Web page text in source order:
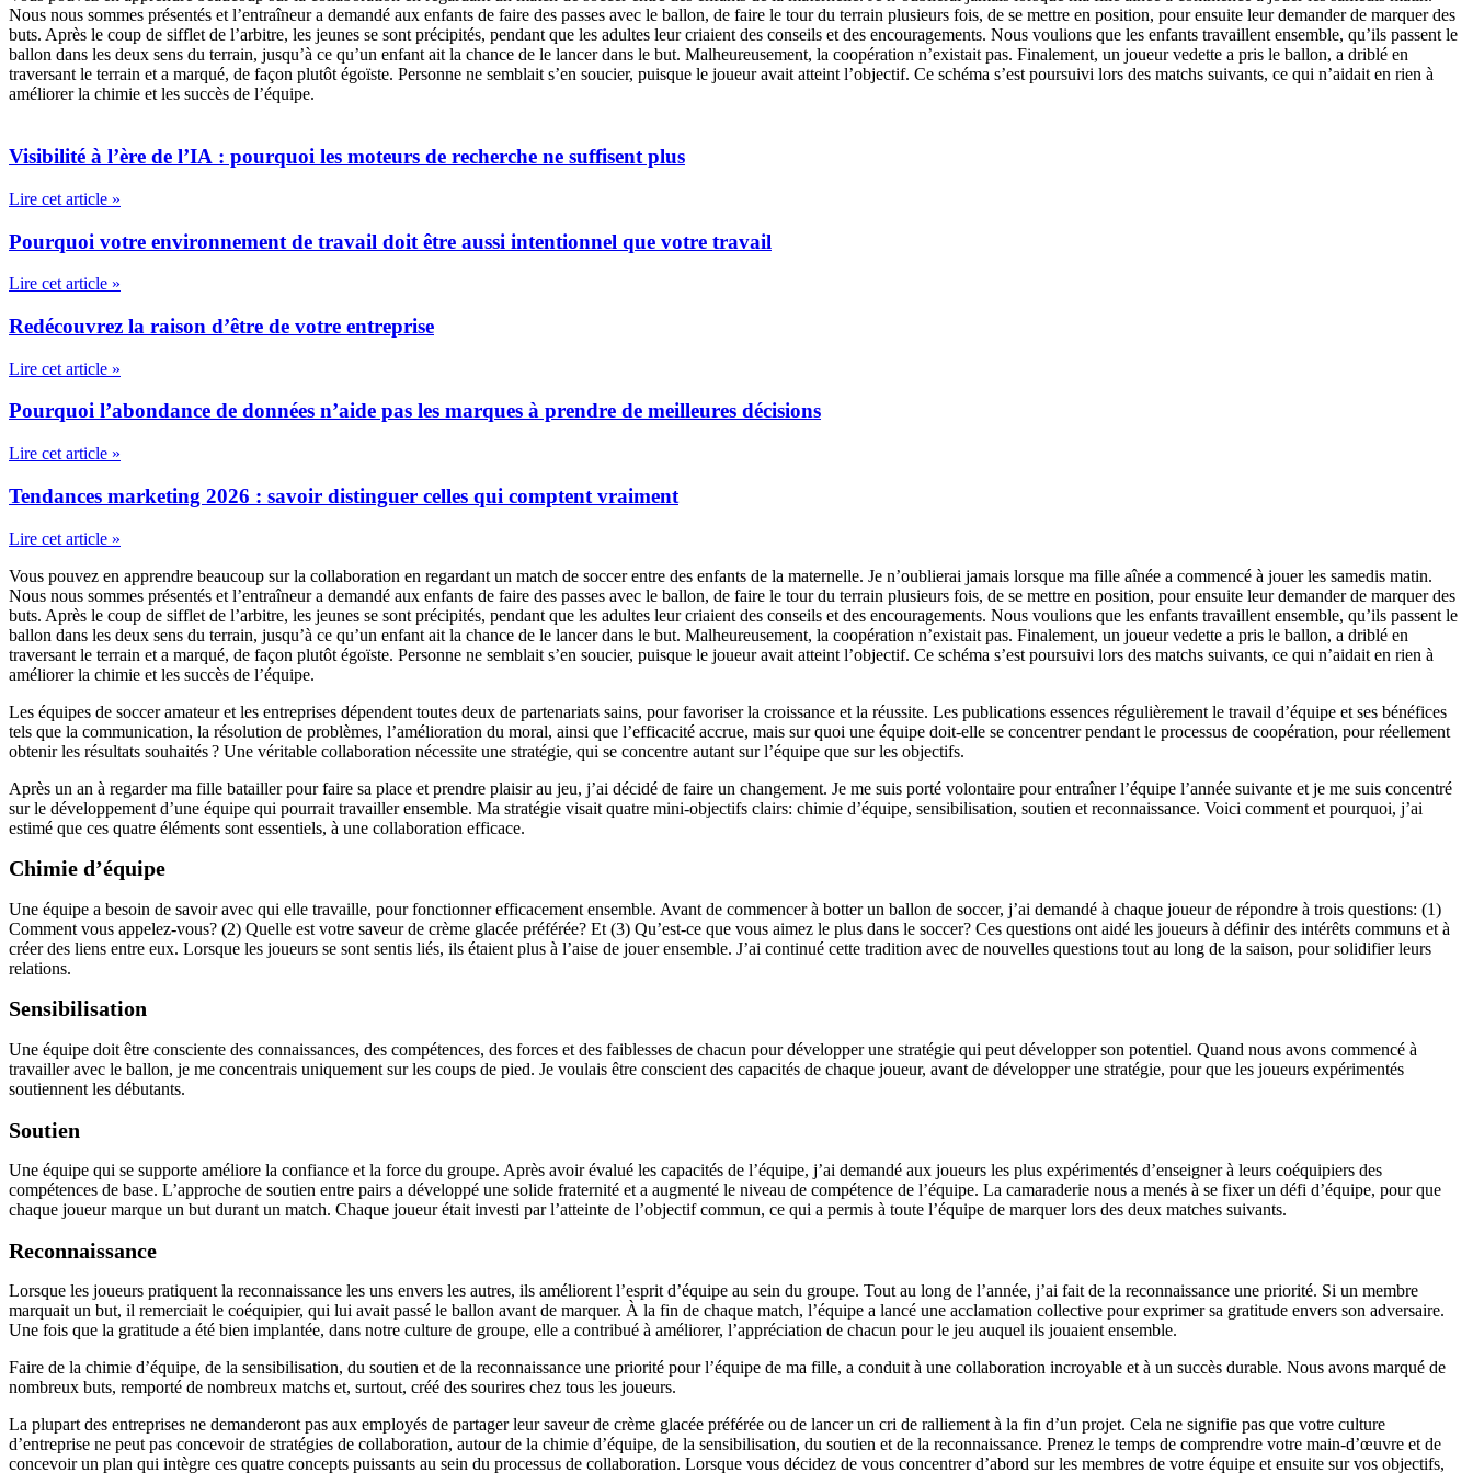
Nous nous sommes présentés et l’entraîneur a demandé aux enfants de faire des passes avec le ballon, de faire le tour du terrain plusieurs fois, de se mettre en position, pour ensuite leur demander de marquer des
buts. Après le coup de sifflet de l’arbitre, les jeunes se sont précipités, pendant que les adultes leur criaient des conseils et des encouragements. Nous voulions que les enfants travaillent ensemble, qu’ils passent le
ballon dans les deux sens du terrain, jusqu’à ce qu’un enfant ait la chance de le lancer dans le but. Malheureusement, la coopération n’existait pas. Finalement, un joueur vedette a pris le ballon, a driblé en
traversant le terrain et a marqué, de façon plutôt égoïste. Personne ne semblait s’en soucier, puisque le joueur avait atteint l’objectif. Ce schéma s’est poursuivi lors des matchs suivants, ce qui n’aidait en rien à
améliorer la chimie et les succès de l’équipe.
Visibilité à l’ère de l’IA : pourquoi les moteurs de recherche ne suffisent plus
Lire cet article »
Pourquoi votre environnement de travail doit être aussi intentionnel que votre travail
Lire cet article »
Redécouvrez la raison d’être de votre entreprise
Lire cet article »
Pourquoi l’abondance de données n’aide pas les marques à prendre de meilleures décisions
Lire cet article »
Tendances marketing 2026 : savoir distinguer celles qui comptent vraiment
Lire cet article »
Vous pouvez en apprendre beaucoup sur la collaboration en regardant un match de soccer entre des enfants de la maternelle. Je n’oublierai jamais lorsque ma fille aînée a commencé à jouer les samedis matin.
Nous nous sommes présentés et l’entraîneur a demandé aux enfants de faire des passes avec le ballon, de faire le tour du terrain plusieurs fois, de se mettre en position, pour ensuite leur demander de marquer des
buts. Après le coup de sifflet de l’arbitre, les jeunes se sont précipités, pendant que les adultes leur criaient des conseils et des encouragements. Nous voulions que les enfants travaillent ensemble, qu’ils passent le
ballon dans les deux sens du terrain, jusqu’à ce qu’un enfant ait la chance de le lancer dans le but. Malheureusement, la coopération n’existait pas. Finalement, un joueur vedette a pris le ballon, a driblé en
traversant le terrain et a marqué, de façon plutôt égoïste. Personne ne semblait s’en soucier, puisque le joueur avait atteint l’objectif. Ce schéma s’est poursuivi lors des matchs suivants, ce qui n’aidait en rien à
améliorer la chimie et les succès de l’équipe.
Les équipes de soccer amateur et les entreprises dépendent toutes deux de partenariats sains, pour favoriser la croissance et la réussite. Les publications essences régulièrement le travail d’équipe et ses bénéfices
tels que la communication, la résolution de problèmes, l’amélioration du moral, ainsi que l’efficacité accrue, mais sur quoi une équipe doit-elle se concentrer pendant le processus de coopération, pour réellement
obtenir les résultats souhaités ? Une véritable collaboration nécessite une stratégie, qui se concentre autant sur l’équipe que sur les objectifs.
Après un an à regarder ma fille batailler pour faire sa place et prendre plaisir au jeu, j’ai décidé de faire un changement. Je me suis porté volontaire pour entraîner l’équipe l’année suivante et je me suis concentré
sur le développement d’une équipe qui pourrait travailler ensemble. Ma stratégie visait quatre mini-objectifs clairs: chimie d’équipe, sensibilisation, soutien et reconnaissance. Voici comment et pourquoi, j’ai
estimé que ces quatre éléments sont essentiels, à une collaboration efficace.
Chimie d’équipe
Une équipe a besoin de savoir avec qui elle travaille, pour fonctionner efficacement ensemble. Avant de commencer à botter un ballon de soccer, j’ai demandé à chaque joueur de répondre à trois questions: (1)
Comment vous appelez-vous? (2) Quelle est votre saveur de crème glacée préférée? Et (3) Qu’est-ce que vous aimez le plus dans le soccer? Ces questions ont aidé les joueurs à définir des intérêts communs et à
créer des liens entre eux. Lorsque les joueurs se sont sentis liés, ils étaient plus à l’aise de jouer ensemble. J’ai continué cette tradition avec de nouvelles questions tout au long de la saison, pour solidifier leurs
relations.
Sensibilisation
Une équipe doit être consciente des connaissances, des compétences, des forces et des faiblesses de chacun pour développer une stratégie qui peut développer son potentiel. Quand nous avons commencé à
travailler avec le ballon, je me concentrais uniquement sur les coups de pied. Je voulais être conscient des capacités de chaque joueur, avant de développer une stratégie, pour que les joueurs expérimentés
soutiennent les débutants.
Soutien
Une équipe qui se supporte améliore la confiance et la force du groupe. Après avoir évalué les capacités de l’équipe, j’ai demandé aux joueurs les plus expérimentés d’enseigner à leurs coéquipiers des
compétences de base. L’approche de soutien entre pairs a développé une solide fraternité et a augmenté le niveau de compétence de l’équipe. La camaraderie nous a menés à se fixer un défi d’équipe, pour que
chaque joueur marque un but durant un match. Chaque joueur était investi par l’atteinte de l’objectif commun, ce qui a permis à toute l’équipe de marquer lors des deux matches suivants.
Reconnaissance
Lorsque les joueurs pratiquent la reconnaissance les uns envers les autres, ils améliorent l’esprit d’équipe au sein du groupe. Tout au long de l’année, j’ai fait de la reconnaissance une priorité. Si un membre
marquait un but, il remerciait le coéquipier, qui lui avait passé le ballon avant de marquer. À la fin de chaque match, l’équipe a lancé une acclamation collective pour exprimer sa gratitude envers son adversaire.
Une fois que la gratitude a été bien implantée, dans notre culture de groupe, elle a contribué à améliorer, l’appréciation de chacun pour le jeu auquel ils jouaient ensemble.
Faire de la chimie d’équipe, de la sensibilisation, du soutien et de la reconnaissance une priorité pour l’équipe de ma fille, a conduit à une collaboration incroyable et à un succès durable. Nous avons marqué de
nombreux buts, remporté de nombreux matchs et, surtout, créé des sourires chez tous les joueurs.
La plupart des entreprises ne demanderont pas aux employés de partager leur saveur de crème glacée préférée ou de lancer un cri de ralliement à la fin d’un projet. Cela ne signifie pas que votre culture
d’entreprise ne peut pas concevoir de stratégies de collaboration, autour de la chimie d’équipe, de la sensibilisation, du soutien et de la reconnaissance. Prenez le temps de comprendre votre main-d’œuvre et de
concevoir un plan qui intègre ces quatre concepts puissants au sein du processus de collaboration. Lorsque vous décidez de vous concentrer d’abord sur les membres de votre équipe et ensuite sur vos objectifs,